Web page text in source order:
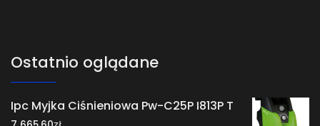
Ostatnio oglądane
Ipc Myjka Ciśnieniowa Pw-C25P I813P T